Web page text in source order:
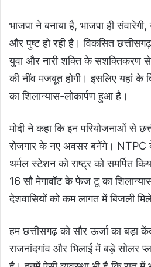
भाजपा ने बनाया है, भाजपा ही
और पुष्ट हो रही है। विकसित छत्तीसगढ़
युवा और नारी शक्ति के सशक्तिकरण से
की नींव मजबूत होगी। इसलिए यहां के
का शिलान्यास-लोकार्पण हुआ है।
मोदी ने कहा कि इन परियोजनाओं से
रोजगार के नए अवसर बनेंगे। NTPC
थर्मल स्टेशन को राष्ट्र को समर्पित
16 सौ मेगावॉट के फेज टू का
देशवासियों को कम लागत में बिजली
हम छत्तीसगढ़ को सौर ऊर्जा का बड़ा
राजनांदगांव और भिलाई में बड़े सोलर